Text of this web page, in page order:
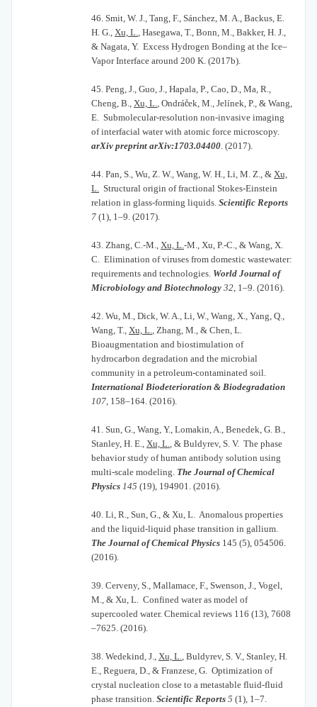
46. Smit, W. J., Tang, F., Sánchez, M. A., Backus, E.
H. G., Xu, L., Hasegawa, T., Bonn, M., Bakker, H. J.,
& Nagata, Y. Excess Hydrogen Bonding at the Ice–
Vapor Interface around 200 K. (2017b).
45. Peng, J., Guo, J., Hapala, P., Cao, D., Ma, R.,
Cheng, B., Xu, L., Ondráček, M., Jelínek, P., & Wang,
E. Submolecular-resolution non-invasive imaging
of interfacial water with atomic force microscopy.
arXiv preprint arXiv:1703.04400. (2017).
44. Pan, S., Wu, Z. W., Wang, W. H., Li, M. Z., & Xu,
L. Structural origin of fractional Stokes-Einstein
relation in glass-forming liquids. Scientific Reports
7 (1), 1–9. (2017).
43. Zhang, C.-M., Xu, L.-M., Xu, P.-C., & Wang, X.
C. Elimination of viruses from domestic wastewater:
requirements and technologies. World Journal of
Microbiology and Biotechnology 32, 1–9. (2016).
42. Wu, M., Dick, W. A., Li, W., Wang, X., Yang, Q.,
Wang, T., Xu, L., Zhang, M., & Chen, L.
Bioaugmentation and biostimulation of
hydrocarbon degradation and the microbial
community in a petroleum-contaminated soil.
International Biodeterioration & Biodegradation
107, 158–164. (2016).
41. Sun, G., Wang, Y., Lomakin, A., Benedek, G. B.,
Stanley, H. E., Xu, L., & Buldyrev, S. V. The phase
behavior study of human antibody solution using
multi-scale modeling. The Journal of Chemical
Physics 145 (19), 194901. (2016).
40. Li, R., Sun, G., & Xu, L. Anomalous properties
and the liquid-liquid phase transition in gallium.
The Journal of Chemical Physics 145 (5), 054506.
(2016).
39. Cerveny, S., Mallamace, F., Swenson, J., Vogel,
M., & Xu, L. Confined water as model of
supercooled water. Chemical reviews 116 (13), 7608
–7625. (2016).
38. Wedekind, J., Xu, L., Buldyrev, S. V., Stanley, H.
E., Reguera, D., & Franzese, G. Optimization of
crystal nucleation close to a metastable fluid-fluid
phase transition. Scientific Reports 5 (1), 1–7.